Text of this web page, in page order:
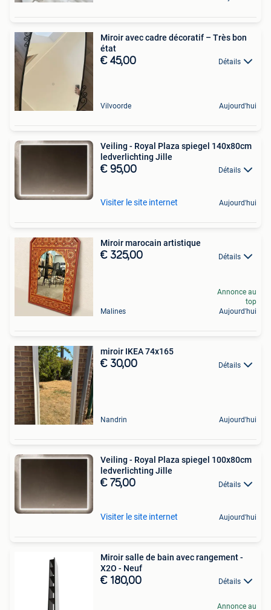
Miroir avec cadre décoratif – Très bon
état
€ 45,00 Détails
Vilvoorde Aujourd'hui
Veiling - Royal Plaza spiegel 140x80cm
ledverlichting Jille
€ 95,00 Détails
Visiter le site internet Aujourd'hui
Miroir marocain artistique
€ 325,00 Détails
Malines
Annonce au
top
Aujourd'hui
miroir IKEA 74x165
€ 30,00 Détails
Nandrin Aujourd'hui
Veiling - Royal Plaza spiegel 100x80cm
ledverlichting Jille
€ 75,00 Détails
Visiter le site internet Aujourd'hui
Miroir salle de bain avec rangement -
X2O - Neuf
€ 180,00 Détails
Annonce au